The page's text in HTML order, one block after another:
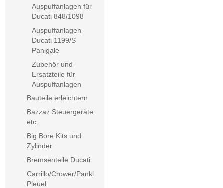
Auspuffanlagen für
Ducati 848/1098
Auspuffanlagen
Ducati 1199/S
Panigale
Zubehör und
Ersatzteile für
Auspuffanlagen
Bauteile erleichtern
Bazzaz Steuergeräte
etc.
Big Bore Kits und
Zylinder
Bremsenteile Ducati
Carrillo/Crower/Pankl
Pleuel